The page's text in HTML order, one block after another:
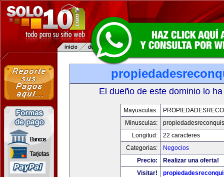
El dueño de este dominio lo
Mayusculas:
Minusculas:
Longitud:
22 caracteres
Categorias:
Negocios
Precio:
Realizar una oferta!
Visitar!